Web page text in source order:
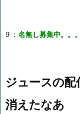
9 ： 名無し募集中。。。
ジュースの
消えたなあ